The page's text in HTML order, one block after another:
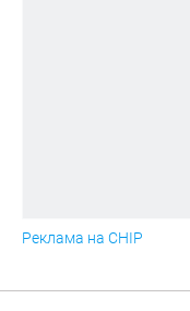
Реклама на CHIP